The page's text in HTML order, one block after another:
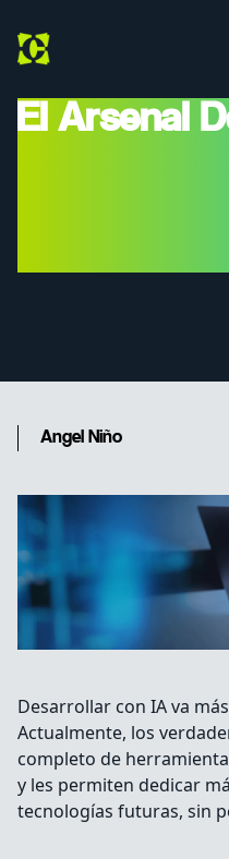
El Arsenal
Angel Niño
Desarrollar con IA va
Actualmente, los
completo de
y les permiten dedicar
tecnologías futuras, sin